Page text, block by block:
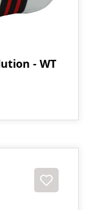
- WT